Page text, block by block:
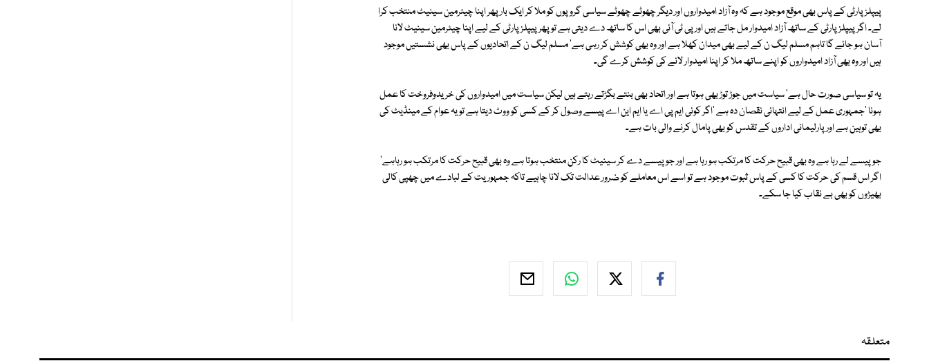
پیپلز پارٹی کے پاس بھی موقع موجود ہے کہ وہ آزاد امیدواروں اور دیگر چھوٹے چھوٹے سیاسی گروپوں کو ملا کر ایک بار پھر اپنا چیئرمین سینیٹ منتخب کرا
لے۔ اگر پیپلز پارٹی کے ساتھ آزاد امیدوار مل جاتے ہیں اور پی ٹی آئی بھی اس کا ساتھ دے دیتی ہے تو پھر پیپلز پارٹی کے لیے اپنا چیئرمین سینیٹ لانا
آسان ہو جائے گا تاہم مسلم لیگ ن کے لیے بھی میدان کھلا ہے اور وہ بھی کوشش کر رہی ہے' مسلم لیگ ن کے اتحادیوں کے پاس بھی نشستیں موجود
ہیں اور وہ بھی آزاد امیدواروں کو اپنے ساتھ ملا کر اپنا امیدوار لانے کی کوشش کرے گی۔
یہ تو سیاسی صورت حال ہے' سیاست میں جوڑ توڑ بھی ہوتا ہے اور اتحاد بھی بنتے بگڑتے رہتے ہیں لیکن سیاست میں امیدواروں کی خریدوفروخت کا عمل
ہونا 'جمہوری عمل کے لیے انتہائی نقصان دہ ہے 'اگر کوئی ایم پی اے یا ایم این اے پیسے وصول کر کے کسی کو ووٹ دیتا ہے تو یہ عوام کے مینڈیٹ کی
بھی توہین ہے اور پارلیمانی اداروں کے تقدس کو بھی پامال کرنے والی بات ہے۔
جو پیسے لے رہا ہے وہ بھی قبیح حرکت کا مرتکب ہو رہا ہے اور جو پیسے دے کر سینیٹ کا رکن منتخب ہوتا ہے وہ بھی قبیح حرکت کا مرتکب ہو رہاہے'
اگر اس قسم کی حرکت کا کسی کے پاس ثبوت موجود ہے تو اسے اس معاملے کو ضرور عدالت تک لانا چاہیے تاکہ جمہوریت کے لبادے میں چھپی کالی
بھیڑوں کو بھی بے نقاب کیا جا سکے۔
متعلقہ